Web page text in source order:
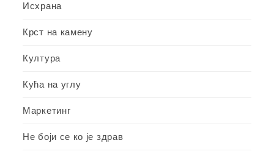
Исхрана
Крст на камену
Култура
Кућа на углу
Маркетинг
Не боји се ко је здрав